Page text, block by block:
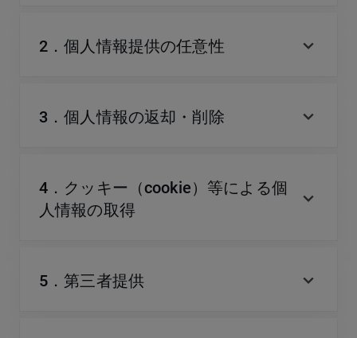
2．個人情報提供の任意性 expand_more
3．個人情報の返却・削除 expand_more
4．クッキー（cookie）等による個
人情報の取得
expand_more
5．第三者提供 expand_more